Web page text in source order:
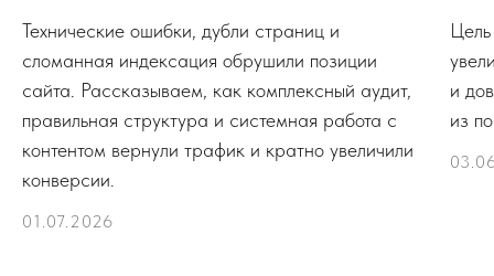
Технические ошибки, дубли страниц и
сломанная индексация обрушили позиции
сайта. Рассказываем, как комплексный аудит,
правильная структура и системная работа с
контентом вернули трафик и кратно увеличили
конверсии.
01.07.2026
и
из